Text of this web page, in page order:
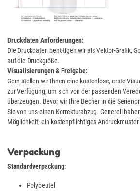
Druckdaten Anforderungen:
Die Druckdaten benötigen wir als Vektor-Grafik,
auf die Druckgröße.
Visualisierungen & Freigabe:
Gern stellen wir Ihnen eine kostenlose, erste
zur Verfügung, um sich von der passenden
überzeugen. Bevor wir Ihre Becher in die
Sie von uns einen Korrekturabzug. Generell
Möglichkeit, ein kostenpflichtiges
Verpackung
Standardverpackung:
Polybeutel